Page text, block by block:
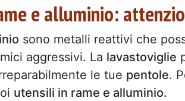
e alluminio:
sono metalli reattivi che
aggressivi. La lavastoviglie
le tue pentole.
utensili in rame e alluminio.